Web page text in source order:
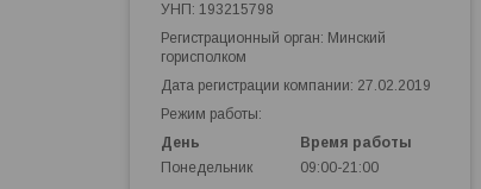
УНП: 193215798
Регистрационный орган: Минский
горисполком
Дата регистрации компании: 27.02.2019
Режим работы:
День
Время работы
Понедельник
09:00-21:00